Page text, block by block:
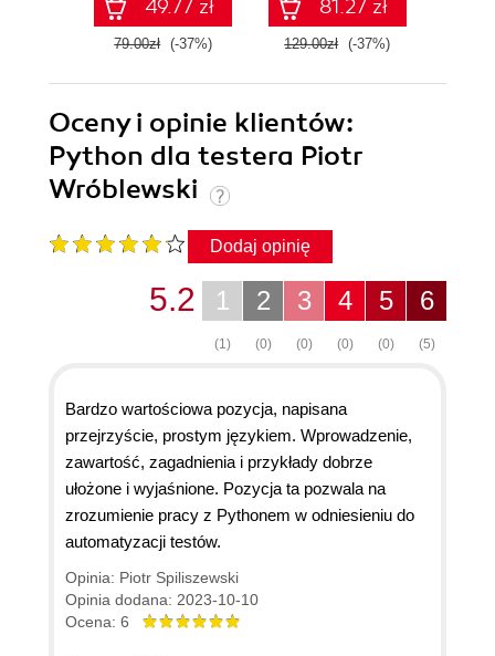
49.77 zł
79.00zł (-37%)
81.27 zł
129.00zł (-37%)
Oceny i opinie klientów:
Python dla testera Piotr
Wróblewski
Dodaj opinię
6
(5)
5
(0)
4
(0)
3
(0)
2
(0)
1
(1)
5.2
Bardzo wartościowa pozycja, napisana
przejrzyście, prostym językiem. Wprowadzenie,
zawartość, zagadnienia i przykłady dobrze
ułożone i wyjaśnione. Pozycja ta pozwala na
zrozumienie pracy z Pythonem w odniesieniu do
automatyzacji testów.
Opinia: Piotr Spiliszewski
Opinia dodana: 2023-10-10
Ocena: 6